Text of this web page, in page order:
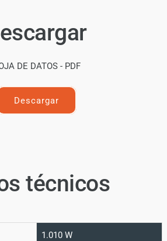
DE DATOS - PDF
Descargar
técnicos
1.010 W